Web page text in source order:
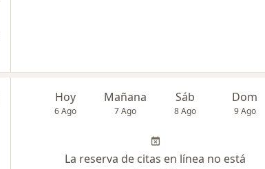
Hoy
6 Ago
Mañana
7 Ago
Sáb
8 Ago
Dom
9 Ago
La reserva de citas en línea no está